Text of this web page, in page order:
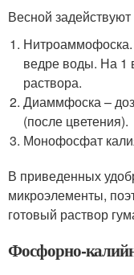
Весной
Нитроаммофоска.
ведре воды. На 1
раствора.
Диаммфоска –
(после цветения).
Монофосфат
В приведенных
микроэлементы,
готовый раствор
Фосфорно-